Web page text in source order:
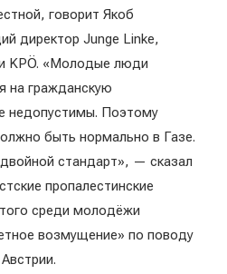
говорит Якоб
директор Junge Linke,
KPÖ. «Молодые люди
на гражданскую
недопустимы. Поэтому
быть нормально в Газе.
стандарт», — сказал
пропалестинские
среди молодёжи
возмущение» по поводу